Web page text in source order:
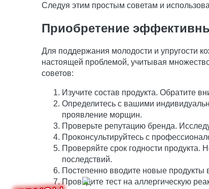
Следуя этим простым советам и
Приобретение
Для поддержания молодости и упругости
настоящей проблемой, учитывая
советов:
Изучите состав продукта. Обратите
Определитесь с вашими
проявление морщин.
Проверьте репутацию бренда.
Проконсультируйтесь с
Проверяйте срок годности продукта.
последствий.
Постепенно вводите новые
Проводите тест на аллергическую